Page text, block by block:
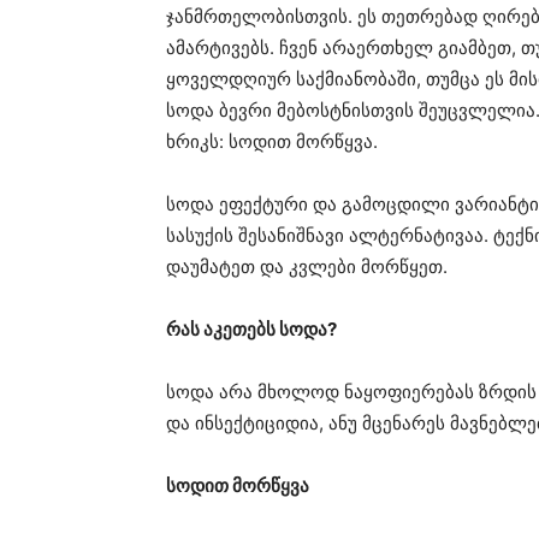
ჯანმრთელობისთვის. ეს თეთრებად
ამარტივებს. ჩვენ არაერთხელ
ყოველდღიურ საქმიანობაში, თუმცა ეს
სოდა ბევრი მებოსტნისთვის
ხრიკს: სოდით მორწყვა.
სოდა ეფექტური და გამოცდილი
სასუქის შესანიშნავი ალტერნატივაა.
დაუმატეთ და კვლები მორწყეთ.
რას აკეთებს სოდა?
სოდა არა მხოლოდ ნაყოფიერებას ზრდის
და ინსექტიციდია, ანუ მცენარეს
სოდით მორწყვა